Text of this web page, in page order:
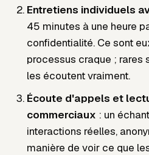
Entretiens individuels
45 minutes à une heure
confidentialité. Ce sont
processus craque ; rares
les écoutent vraiment.
Écoute d'appels et
commerciaux : un
interactions réelles,
manière de voir ce que